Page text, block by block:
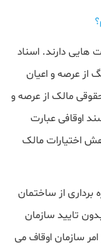
هایی دارند. اسناد
عرصه و اعیان
مالک از عرصه و
اوقافی عبارت
اختیارات مالک
برداری از ساختمان
تایید سازمان
سازمان اوقاف می